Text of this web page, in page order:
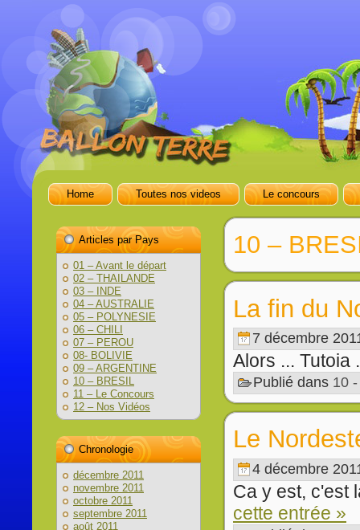
Home Toutes nos videos Le concours
Articles par Pays
01 – Avant le départ
02 – THAILANDE
03 – INDE
04 – AUSTRALIE
05 – POLYNESIE
06 – CHILI
07 – PEROU
08- BOLIVIE
09 – ARGENTINE
10 – BRESIL
11 – Le Concours
12 – Nos Vidéos
Chronologie
décembre 2011
novembre 2011
octobre 2011
septembre 2011
août 2011
10 –
La fin du
7 décembre
Alors ... Tutoia
Publié dans 10
Le
4 décembre
Ca y est, c'est
cette entrée »